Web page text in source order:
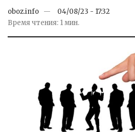
oboz.info
04/08/23 - 17:32
Время чтения: 1 мин.